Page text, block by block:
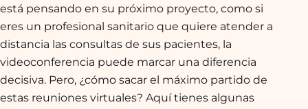
está pensando en su próximo proyecto, como si
eres un profesional sanitario que quiere atender a
distancia las consultas de sus pacientes, la
videoconferencia puede marcar una diferencia
decisiva. Pero, ¿cómo sacar el máximo partido de
estas reuniones virtuales? Aquí tienes algunas